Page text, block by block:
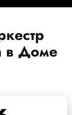
в Доме